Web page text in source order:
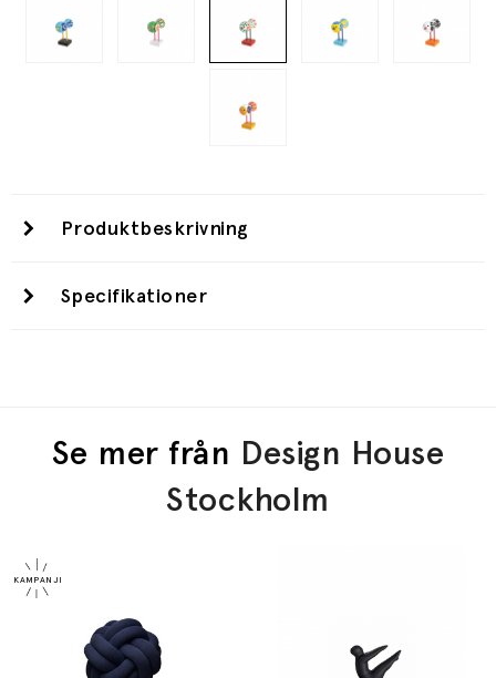
Produktbeskrivning
Specifikationer
Se mer från Design House
Stockholm